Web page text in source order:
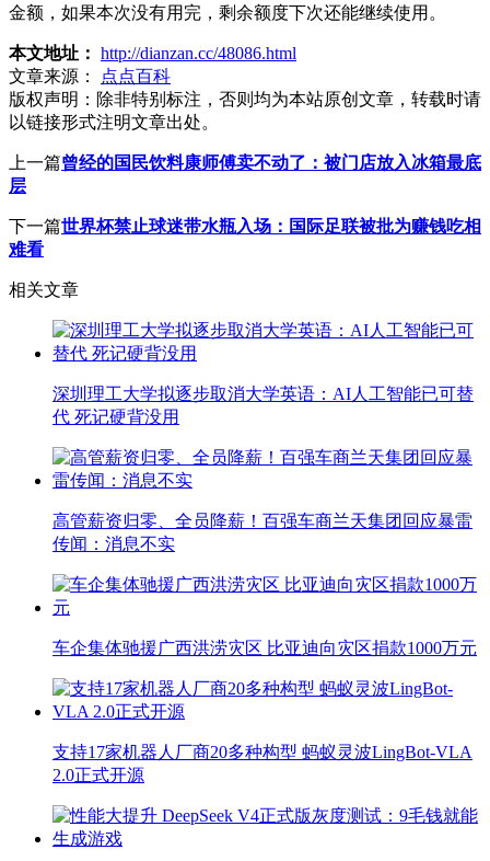
金额，如果本次没有用完，剩余额度下次还能继续使用。
本文地址： http://dianzan.cc/48086.html
文章来源：
点点百科
版权声明： 除非特别标注，否则均为本站原创文章，转载时请
以链接形式注明文章出处。
上一篇曾经的国民饮料康师傅卖不动了：被门店放入冰箱最底
层
下一篇世界杯禁止球迷带水瓶入场：国际足联被批为赚钱吃相
难看
相关文章
深圳理工大学拟逐步取消大学英语：AI人工智能已可替
代 死记硬背没用
高管薪资归零、全员降薪！百强车商兰天集团回应暴雷
传闻：消息不实
车企集体驰援广西洪涝灾区 比亚迪向灾区捐款1000万元
支持17家机器人厂商20多种构型 蚂蚁灵波LingBot-VLA
2.0正式开源